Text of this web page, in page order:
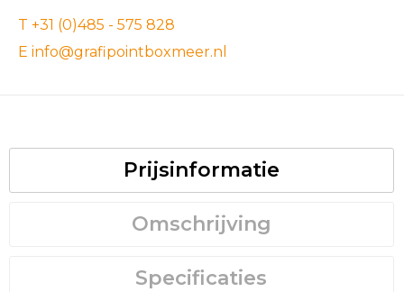
T +31 (0)485 - 575 828
E info@grafipointboxmeer.nl
Prijsinformatie
Omschrijving
Specificaties